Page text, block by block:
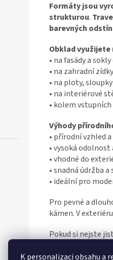
K personalizaci obsahu a
Formáty jsou
strukturou.
barevných
Obklad
• na fasády a
• na zahradní
• na ploty,
• na interiérové
• kolem
Výhody
• přírodní vzhled
•vysoká
•vhodné do
•snadná údržba
• ideální pro
Pro pevné a
kámen. V
Pokud si nejste